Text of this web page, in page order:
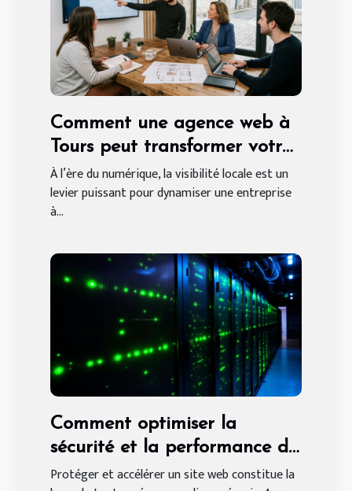
Comment une agence web à
Tours peut transformer votre
entreprise locale
À l’ère du numérique, la visibilité locale est un
levier puissant pour dynamiser une entreprise
à...
Comment optimiser la
sécurité et la performance de
votre site web ?
Protéger et accélérer un site web constitue la